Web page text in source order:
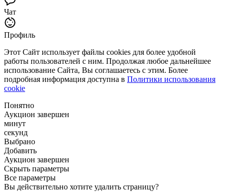
Чат
Профиль
Этот Сайт использует файлы cookies для более удобной
работы пользователей с ним. Продолжая любое дальнейшее
использование Сайта, Вы соглашаетесь с этим. Более
подробная информация доступна в Политики использования
cookie
Понятно
Аукцион завершен
минут
секунд
Выбрано
Добавить
Аукцион завершен
Скрыть параметры
Все параметры
Вы действительно хотите удалить страницу?